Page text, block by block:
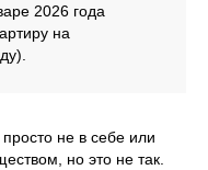
2026 года
на
не в себе или
но это не так.